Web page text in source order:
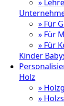
»
» Für
» Für
» Für
Kinder
Holz
»
»